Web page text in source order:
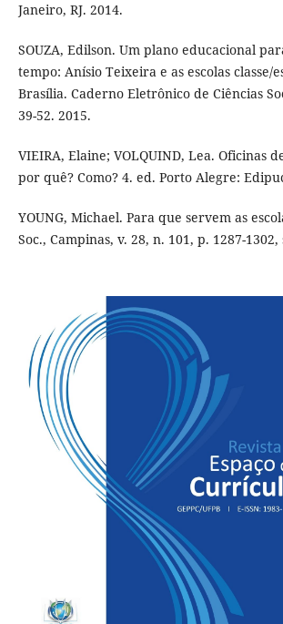
Janeiro, RJ. 2014.
SOUZA, Edilson. Um plano educacional
tempo: Anísio Teixeira e as escolas classe/
Brasília. Caderno Eletrônico de Ciências
39-52. 2015.
VIEIRA, Elaine; VOLQUIND, Lea. Oficinas
por quê? Como? 4. ed. Porto Alegre:
YOUNG, Michael. Para que servem as
Soc., Campinas, v. 28, n. 101, p. 1287-1302,